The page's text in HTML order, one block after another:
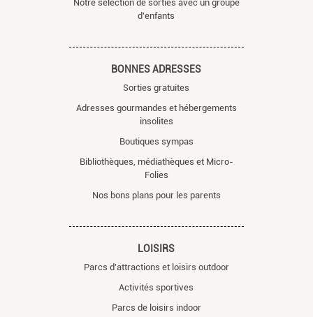
Notre sélection de sorties avec un groupe
d'enfants
BONNES ADRESSES
Sorties gratuites
Adresses gourmandes et hébergements
insolites
Boutiques sympas
Bibliothèques, médiathèques et Micro-
Folies
Nos bons plans pour les parents
LOISIRS
Parcs d'attractions et loisirs outdoor
Activités sportives
Parcs de loisirs indoor